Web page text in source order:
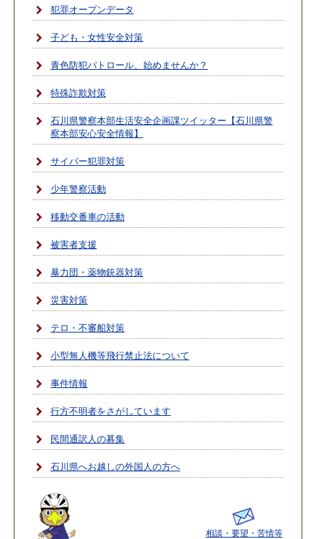
犯罪オープンデータ
子ども・女性安全対策
青色防犯パトロール、始めませんか？
特殊詐欺対策
石川県警察本部生活安全企画課ツイッター【石川県警
察本部安心安全情報】
サイバー犯罪対策
少年警察活動
移動交番車の活動
被害者支援
暴力団・薬物銃器対策
災害対策
テロ・不審船対策
小型無人機等飛行禁止法について
事件情報
行方不明者をさがしています
民間通訳人の募集
石川県へお越しの外国人の方へ
相談・要望・苦情等